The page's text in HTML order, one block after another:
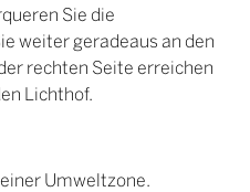
Sie die
weiter geradeaus an den
rechten Seite erreichen
Lichthof.
Umweltzone.